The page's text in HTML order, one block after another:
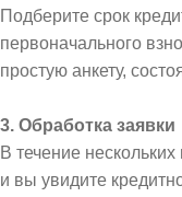
Подберите срок
первоначального
простую анкету,
3. Обработка заявки
В течение
и вы увидите